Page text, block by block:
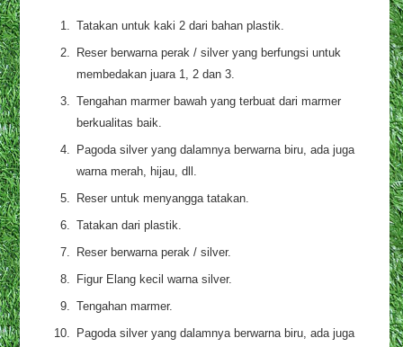
Tatakan untuk kaki 2 dari bahan plastik.
Reser berwarna perak / silver yang berfungsi untuk
membedakan juara 1, 2 dan 3.
Tengahan marmer bawah yang terbuat dari marmer
berkualitas baik.
Pagoda silver yang dalamnya berwarna biru, ada juga
warna merah, hijau, dll.
Reser untuk menyangga tatakan.
Tatakan dari plastik.
Reser berwarna perak / silver.
Figur Elang kecil warna silver.
Tengahan marmer.
Pagoda silver yang dalamnya berwarna biru, ada juga